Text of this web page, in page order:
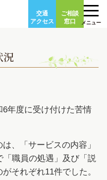
交通
アクセス
ご相談
窓口
メニュー
年度に受け付けた苦情
、「サービスの内容」
「職員の処遇」及び「説
それぞれ11件でした。